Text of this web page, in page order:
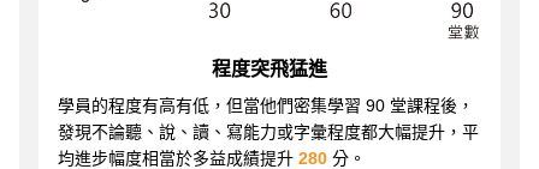
程度突飛猛進
學員的程度有高有低，但當他們密集學習 90 堂課程後，
發現不論聽、說、讀、寫能力或字彙程度都大幅提升，平
均進步幅度相當於多益成績提升 280 分。